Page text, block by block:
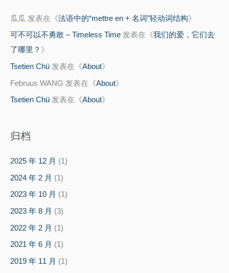
瓜瓜 发表在《法语中的“mettre en + 名词”轻动词结构》
可不可以不勇敢 – Timeless Time 发表在《我们的爱，它们去
了哪里？ 》
Tsetien Chü 发表在《About》
Februus WANG 发表在《About》
Tsetien Chü 发表在《About》
归档
2025 年 12 月 (1)
2024 年 2 月 (1)
2023 年 10 月 (1)
2023 年 8 月 (3)
2022 年 2 月 (1)
2021 年 6 月 (1)
2019 年 11 月 (1)